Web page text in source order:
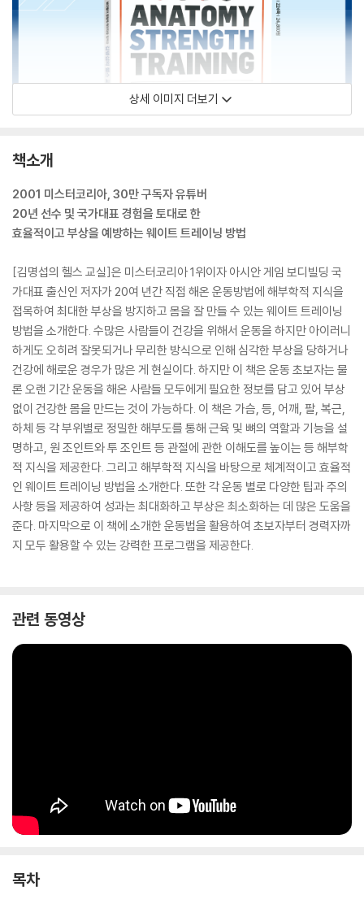
상세 이미지 더보기
책소개
2001 미스터코리아, 30만 구독자 유튜버
20년 선수 및 국가대표 경험을 토대로 한
효율적이고 부상을 예방하는 웨이트 트레이닝 방법
[김명섭의 헬스 교실]은 미스터코리아 1위이자 아시안 게임 보디빌딩 국
가대표 출신인 저자가 20여 년간 직접 해온 운동방법에 해부학적 지식을
접목하여 최대한 부상을 방지하고 몸을 잘 만들 수 있는 웨이트 트레이닝
방법을 소개한다. 수많은 사람들이 건강을 위해서 운동을 하지만 아이러니
하게도 오히려 잘못되거나 무리한 방식으로 인해 심각한 부상을 당하거나
건강에 해로운 경우가 많은 게 현실이다. 하지만 이 책은 운동 초보자는 물
론 오랜 기간 운동을 해온 사람들 모두에게 필요한 정보를 담고 있어 부상
없이 건강한 몸을 만드는 것이 가능하다. 이 책은 가슴, 등, 어깨, 팔, 복근,
하체 등 각 부위별로 정밀한 해부도를 통해 근육 및 뼈의 역할과 기능을 설
명하고, 원 조인트와 투 조인트 등 관절에 관한 이해도를 높이는 등 해부학
적 지식을 제공한다. 그리고 해부학적 지식을 바탕으로 체계적이고 효율적
인 웨이트 트레이닝 방법을 소개한다. 또한 각 운동 별로 다양한 팁과 주의
사항 등을 제공하여 성과는 최대화하고 부상은 최소화하는 데 많은 도움을
준다. 마지막으로 이 책에 소개한 운동법을 활용하여 초보자부터 경력자까
지 모두 활용할 수 있는 강력한 프로그램을 제공한다.
관련 동영상
목차